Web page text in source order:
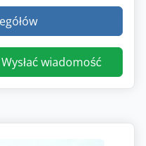
Wysłać wiadomość